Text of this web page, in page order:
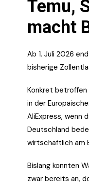
Temu,
macht
Ab 1. Juli 2026
bisherige
Konkret betroffen
in der
AliExpress, wenn
Deutschland
wirtschaftlich am
Bislang konnten
zwar bereits an,